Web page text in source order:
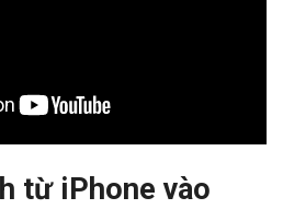
từ iPhone vào